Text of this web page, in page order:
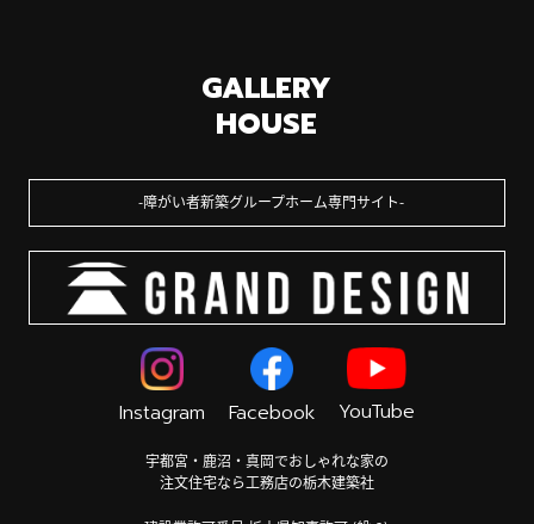
GALLERY
HOUSE
障がい者新築グループホーム専門サイト
Instagram Facebook YouTube
宇都宮・鹿沼・真岡でおしゃれな家の
注文住宅なら工務店の栃木建築社